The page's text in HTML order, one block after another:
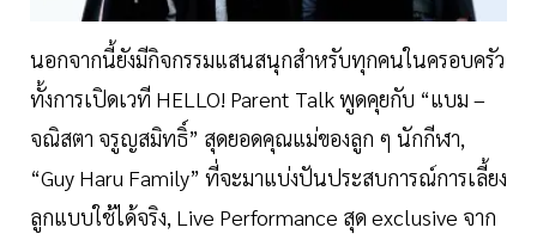
นอกจากนี้ยังมีกิจกรรมแสนสนุกสำหรับทุกคนในครอบครัว
ทั้งการเปิดเวที HELLO! Parent Talk พูดคุยกับ “แบม –
จณิสตา จรูญสมิทธิ์” สุดยอดคุณแม่ของลูก ๆ นักกีฬา,
“Guy Haru Family” ที่จะมาแบ่งปันประสบการณ์การเลี้ยง
ลูกแบบใช้ได้จริง, Live Performance สุด exclusive จาก